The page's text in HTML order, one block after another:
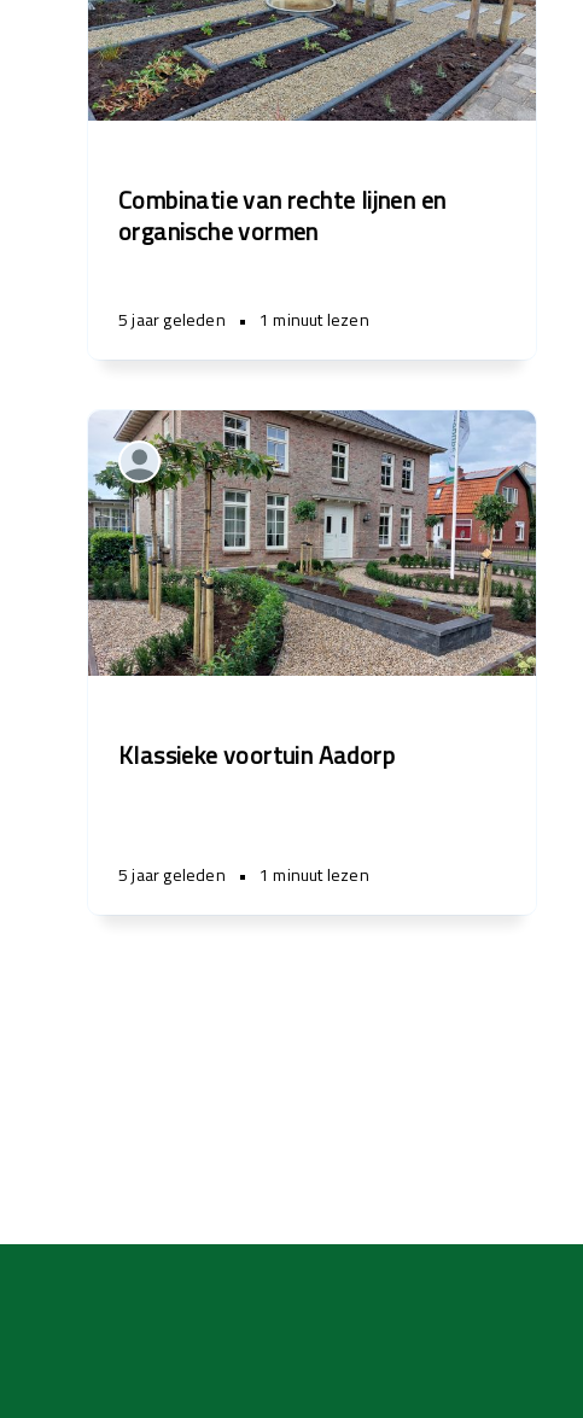
Combinatie van rechte lijnen en
organische vormen
5 jaar geleden • 1 minuut lezen
Klassieke voortuin Aadorp
5 jaar geleden • 1 minuut lezen